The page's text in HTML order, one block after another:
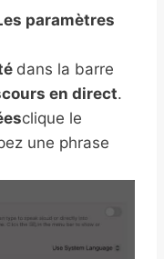
paramètres
dans la barre
en direct.
clique le
une phrase